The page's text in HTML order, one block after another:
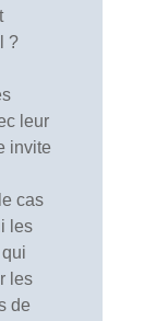
?
leur
invite
cas
les
les
de